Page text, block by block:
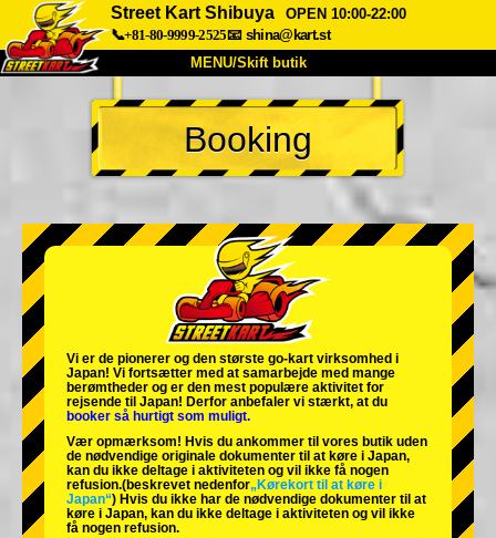
Street Kart Shibuya
OPEN 10:00-22:00
📞+81-80-9999-2525📧 shina@kart.st
MENU/Skift butik
TOP
Om Specifikationer Pris
Virksomhed Booking
Skift butik
Tokyo Shinagawa Tokyo Akihabara#1
Tokyo Akihabara#2
Tokyo Shibuya Annex Tokyo Bay
Tokyo Asakusa Osaka
Okinawa
Booking
Vi er de pionerer og den største go-kart virksomhed i
Japan! Vi fortsætter med at samarbejde med mange
berømtheder og er den mest populære aktivitet for
rejsende til Japan! Derfor anbefaler vi stærkt, at du
booker så hurtigt som muligt.
Vær opmærksom! Hvis du ankommer til vores butik uden
de nødvendige originale dokumenter til at køre i Japan,
kan du ikke deltage i aktiviteten og vil ikke få nogen
refusion.(beskrevet nedenfor„Kørekort til at køre i
Japan“) Hvis du ikke har de nødvendige dokumenter til at
køre i Japan, kan du ikke deltage i aktiviteten og vil ikke
få nogen refusion.